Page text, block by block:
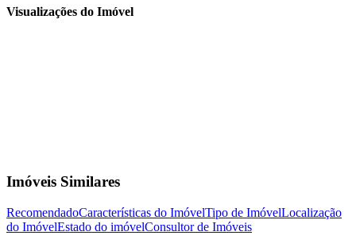
Visualizações do Imóvel
Imóveis Similares
RecomendadoCaracterísticas do ImóvelTipo de ImóvelLocalização
do ImóvelEstado do imóvelConsultor de Imóveis